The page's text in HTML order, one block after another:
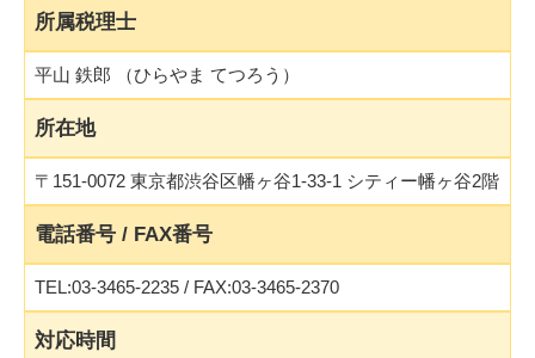
所属税理士
平山 鉄郎 （ひらやま てつろう）
所在地
〒151-0072 東京都渋谷区幡ヶ谷1-33-1 シティー幡ヶ谷2階
電話番号 / FAX番号
TEL:03-3465-2235 / FAX:03-3465-2370
対応時間